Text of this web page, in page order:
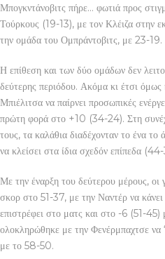
Μπογκντάνοβιτς πήρε… φωτιά προς
Τούρκους (19-13), με τον Κλέιζα στην
την ομάδα του Ομπράντοβιτς, με 23-19.
Η επίθεση και των δύο ομάδων δεν
δεύτερης περιόδου. Ακόμα κι έτσι
Μπιέλιτσα να παίρνει προσωπικές
πρώτη φορά στο +10 (34-24). Στη
τους, τα καλάθια διαδέχονταν το ένα
να κλείσει στα ίδια σχεδόν επίπεδα
Με την έναρξη του δεύτερου μέρους, οι
σκορ στο 51-37, με την Ναντέρ να κάνει
επιστρέφει στο ματς και στο -6 (51-
ολοκληρώθηκε με την Φενέρμπαχτσε να
με το 58-50.